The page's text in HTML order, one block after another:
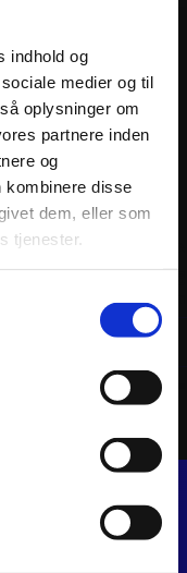
indhold og
medier og til
oplysninger om
partnere inden
og
kombinere disse
dem, eller som
tjenester.